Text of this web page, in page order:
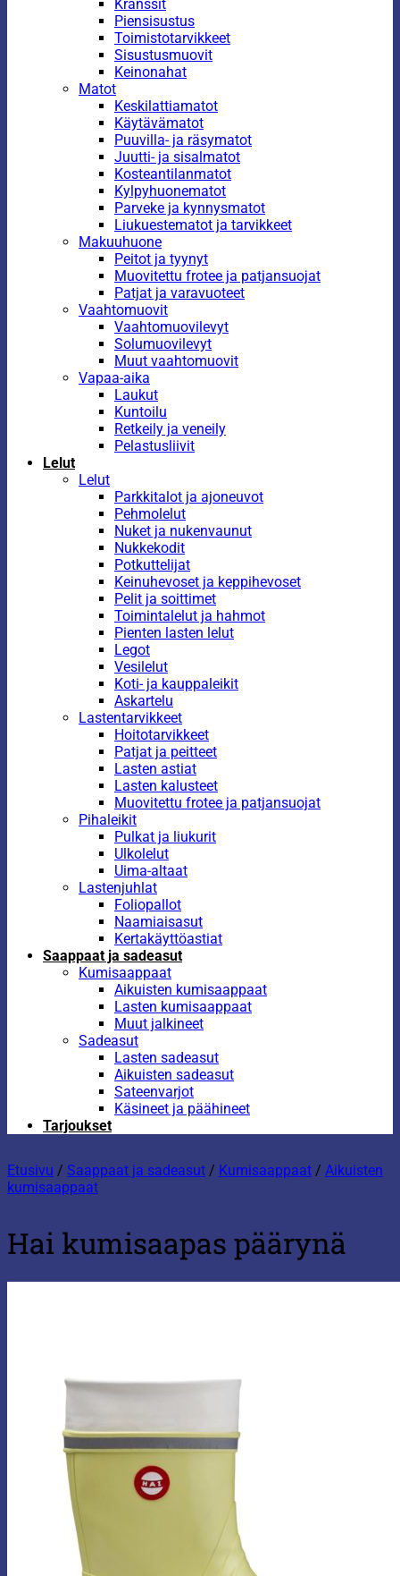
Kranssit
Piensisustus
Toimistotarvikkeet
Sisustusmuovit
Keinonahat
Matot
Keskilattiamatot
Käytävämatot
Puuvilla- ja räsymatot
Juutti- ja sisalmatot
Kosteantilanmatot
Kylpyhuonematot
Parveke ja kynnysmatot
Liukuestematot ja tarvikkeet
Makuuhuone
Peitot ja tyynyt
Muovitettu frotee ja patjansuojat
Patjat ja varavuoteet
Vaahtomuovit
Vaahtomuovilevyt
Solumuovilevyt
Muut vaahtomuovit
Vapaa-aika
Laukut
Kuntoilu
Retkeily ja veneily
Pelastusliivit
Lelut
Lelut
Parkkitalot ja ajoneuvot
Pehmolelut
Nuket ja nukenvaunut
Nukkekodit
Potkuttelijat
Keinuhevoset ja keppihevoset
Pelit ja soittimet
Toimintalelut ja hahmot
Pienten lasten lelut
Legot
Vesilelut
Koti- ja kauppaleikit
Askartelu
Lastentarvikkeet
Hoitotarvikkeet
Patjat ja peitteet
Lasten astiat
Lasten kalusteet
Muovitettu frotee ja patjansuojat
Pihaleikit
Pulkat ja liukurit
Ulkolelut
Uima-altaat
Lastenjuhlat
Foliopallot
Naamiaisasut
Kertakäyttöastiat
Saappaat ja sadeasut
Kumisaappaat
Aikuisten kumisaappaat
Lasten kumisaappaat
Muut jalkineet
Sadeasut
Lasten sadeasut
Aikuisten sadeasut
Sateenvarjot
Käsineet ja päähineet
Tarjoukset
Etusivu / Saappaat ja sadeasut / Kumisaappaat / Aikuisten
kumisaappaat
Hai kumisaapas päärynä